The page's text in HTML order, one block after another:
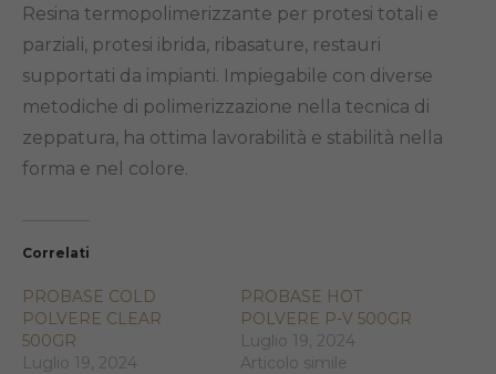
Resina termopolimerizzante per protesi totali e
parziali, protesi ibrida, ribasature, restauri
supportati da impianti. Impiegabile con diverse
metodiche di polimerizzazione nella tecnica di
zeppatura, ha ottima lavorabilità e stabilità nella
forma e nel colore.
Correlati
PROBASE COLD
POLVERE CLEAR
500GR
Luglio 19, 2024
PROBASE HOT
POLVERE P-V 500GR
Luglio 19, 2024
Articolo simile